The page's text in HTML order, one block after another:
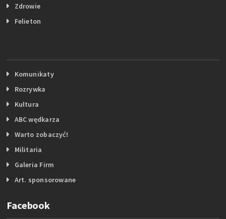
Zdrowie
Felieton
Komunikaty
Rozrywka
Kultura
ABC wędkarza
Warto zobaczyć!
Militaria
Galeria Firm
Art. sponsorowane
Facebook